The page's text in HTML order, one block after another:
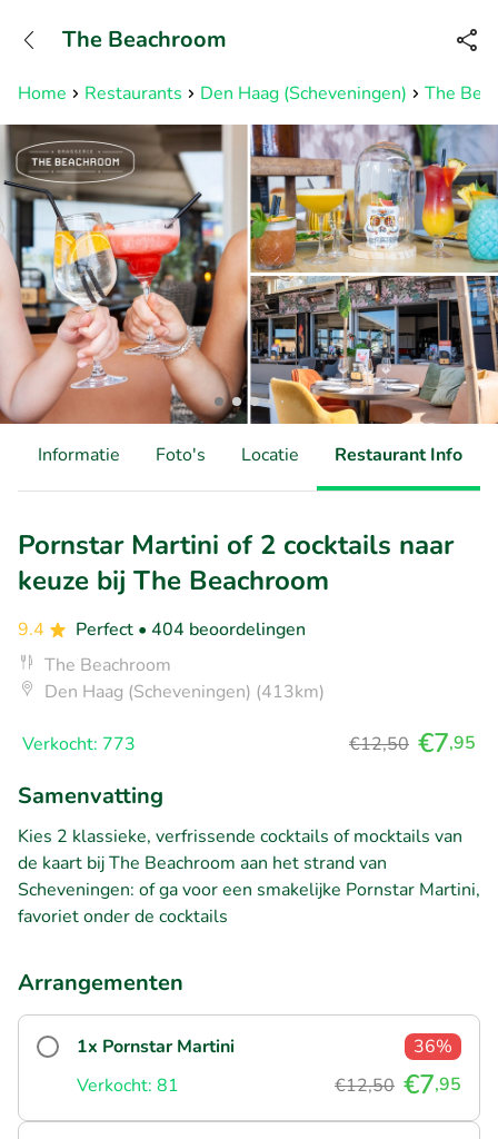
Bereikbaar tot 23:00 uur
Home Restaurants Den Haag (Scheveningen) The
The Beachroom
Informatie Foto's Locatie Restaurant Info
Pornstar Martini of 2 cocktails naar
keuze bij The Beachroom
9.4 Perfect • 404 beoordelingen
The Beachroom
Den Haag (Scheveningen) (413km)
Verkocht: 773 €12,50 €7,95
Samenvatting
Kies 2 klassieke, verfrissende cocktails of mocktails van
de kaart bij The Beachroom aan het strand van
Scheveningen: of ga voor een smakelijke Pornstar Martini,
favoriet onder de cocktails
Arrangementen
1x Pornstar Martini
36%
Verkocht: 81
€12,50 €7,95